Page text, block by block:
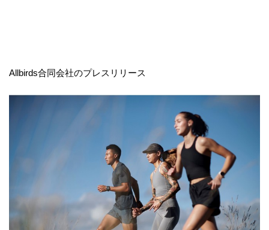
Allbirds合同会社のプレスリリース